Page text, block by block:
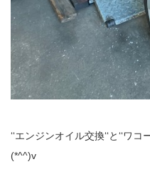
‘‘エンジンオイル交換‘‘と‘‘ワ
(*^^)v